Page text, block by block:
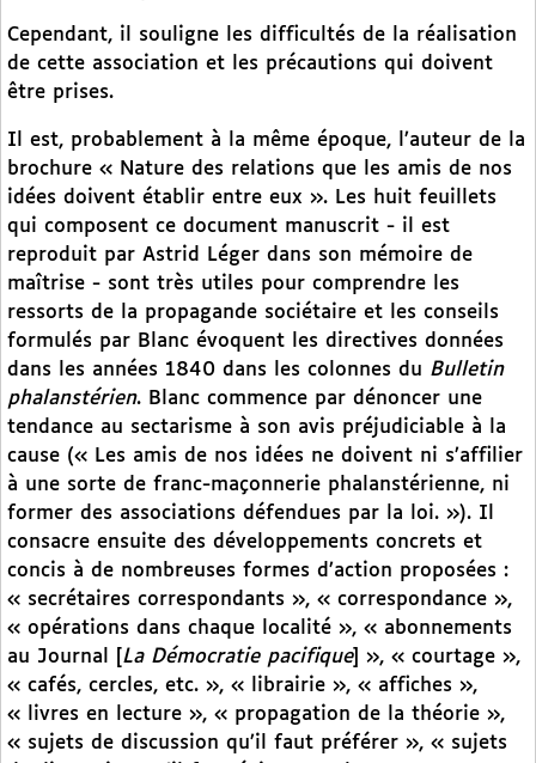
Cependant, il souligne les difficultés de la réalisation
de cette association et les précautions qui doivent
être prises.
Il est, probablement à la même époque, l’auteur de la
brochure « Nature des relations que les amis de nos
idées doivent établir entre eux ». Les huit feuillets
qui composent ce document manuscrit - il est
reproduit par Astrid Léger dans son mémoire de
maîtrise - sont très utiles pour comprendre les
ressorts de la propagande sociétaire et les conseils
formulés par Blanc évoquent les directives données
dans les années 1840 dans les colonnes du Bulletin
phalanstérien. Blanc commence par dénoncer une
tendance au sectarisme à son avis préjudiciable à la
cause (« Les amis de nos idées ne doivent ni s’affilier
à une sorte de franc-maçonnerie phalanstérienne, ni
former des associations défendues par la loi. »). Il
consacre ensuite des développements concrets et
concis à de nombreuses formes d’action proposées :
« secrétaires correspondants », « correspondance »,
« opérations dans chaque localité », « abonnements
au Journal [ La Démocratie pacifique] », « courtage »,
« cafés, cercles, etc. », « librairie », « affiches »,
« livres en lecture », « propagation de la théorie »,
« sujets de discussion qu’il faut préférer », « sujets